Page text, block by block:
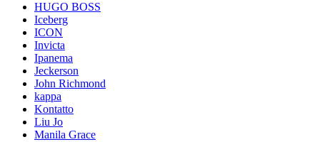
HUGO BOSS
Iceberg
ICON
Invicta
Ipanema
Jeckerson
John Richmond
kappa
Kontatto
Liu Jo
Manila Grace